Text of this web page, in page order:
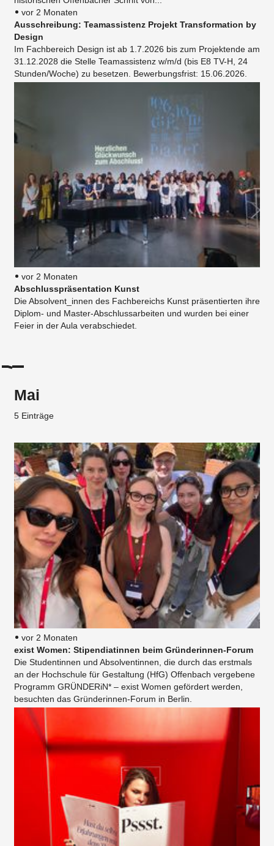
vor 2 Monaten
Ausschreibung: Teamassistenz Projekt Transformation by
Design
Im Fachbereich Design ist ab 1.7.2026 bis zum Projektende am
31.12.2028 die Stelle Teamassistenz w/m/d (bis E8 TV-H, 24
Stunden/Woche) zu besetzen. Bewerbungsfrist: 15.06.2026.
vor 2 Monaten
Abschlusspräsentation Kunst
Die Absolvent_innen des Fachbereichs Kunst präsentierten ihre
Diplom- und Master-Abschlussarbeiten und wurden bei einer
Feier in der Aula verabschiedet.
Mai
5 Einträge
vor 2 Monaten
exist Women: Stipendiatinnen beim Gründerinnen-Forum
Die Studentinnen und Absolventinnen, die durch das erstmals
an der Hochschule für Gestaltung (HfG) Offenbach vergebene
Programm GRÜNDERiN* – exist Women gefördert werden,
besuchten das Gründerinnen-Forum in Berlin.